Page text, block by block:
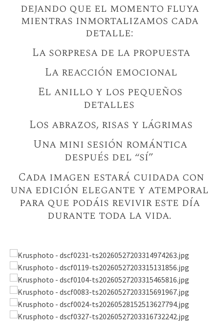
dejando que el momento fluya
mientras inmortalizamos cada
detalle:
La sorpresa de la propuesta
La reacción emocional
El anillo y los pequeños
detalles
Los abrazos, risas y lágrimas
Una mini sesión romántica
después del “sí”
Cada imagen estará cuidada con
una edición elegante y atemporal
para que podáis revivir este día
durante toda la vida.